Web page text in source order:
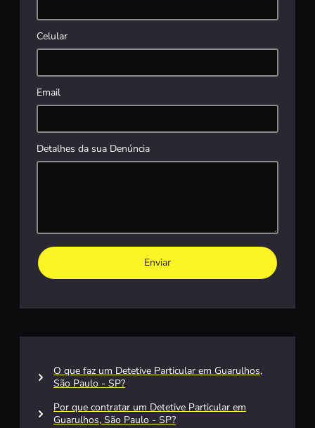
Celular
Email
Detalhes da sua Denúncia
Enviar
O que faz um Detetive Particular em Guarulhos,
São Paulo - SP?
Por que contratar um Detetive Particular em
Guarulhos, São Paulo - SP?